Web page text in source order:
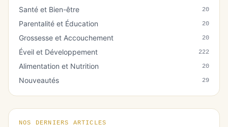
Santé et Bien-être 20
Parentalité et Éducation 20
Grossesse et Accouchement 20
Éveil et Développement 222
Alimentation et Nutrition 20
Nouveautés 29
NOS DERNIERS ARTICLES